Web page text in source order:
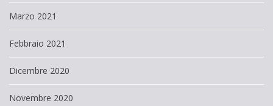
Marzo 2021
Febbraio 2021
Dicembre 2020
Novembre 2020